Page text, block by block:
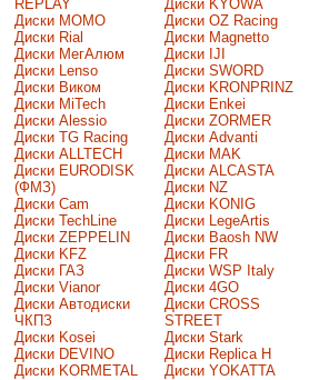
REPLAY
Диски MOMO
Диски Rial
Диски МегАлюм
Диски Lenso
Диски Виком
Диски MiTech
Диски Alessio
Диски TG Racing
Диски ALLTECH
Диски EURODISK
(ФМЗ)
Диски Cam
Диски TechLine
Диски ZEPPELIN
Диски KFZ
Диски ГАЗ
Диски Vianor
Диски Автодиски
ЧКПЗ
Диски Kosei
Диски DEVINO
Диски KORMETAL
Диски KYOWA
Диски OZ Racing
Диски Magnetto
Диски IJI
Диски SWORD
Диски KRONPRINZ
Диски Enkei
Диски ZORMER
Диски Advanti
Диски MAK
Диски ALCASTA
Диски NZ
Диски KONIG
Диски LegeArtis
Диски Baosh NW
Диски FR
Диски WSP Italy
Диски 4GO
Диски CROSS
STREET
Диски Stark
Диски Replica H
Диски YOKATTA